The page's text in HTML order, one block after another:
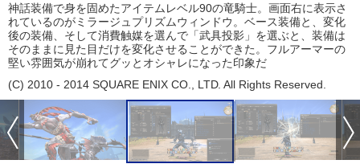
神話装備で身を固めたアイテムレベル90の竜騎士。画面右に表示さ
れているのがミラージュプリズムウィンドウ。ベース装備と、変化
後の装備、そして消費触媒を選んで「武具投影」を選ぶと、装備は
そのままに見た目だけを変化させることができた。フルアーマーの
堅い雰囲気が崩れてグッとオシャレになった印象だ
(C) 2010 - 2014 SQUARE ENIX CO., LTD. All Rights Reserved.